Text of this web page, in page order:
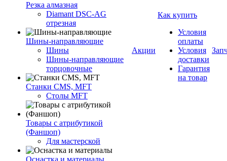
Резка алмазная
Diamant DSC-AG
отрезная
Шины-направляющие
Шины
Шины-направляющие
торцовочные
Станки CMS, MFT
Столы MFT
Товары с атрибутикой
(Фаншоп)
Для мастерской
Оснастка и материалы
Акции
Как купить
Условия
оплаты
Условия
доставки
Гарантия
на товар